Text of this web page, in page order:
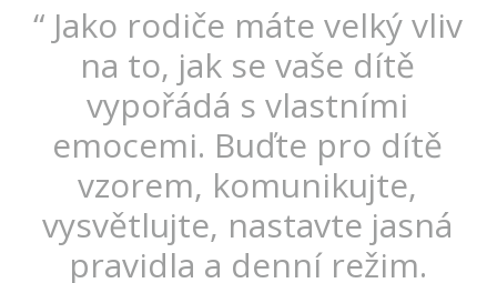
“ Jako rodiče máte velký vliv
na to, jak se vaše dítě
vypořádá s vlastními
emocemi. Buďte pro dítě
vzorem, komunikujte,
vysvětlujte, nastavte jasná
pravidla a denní režim.